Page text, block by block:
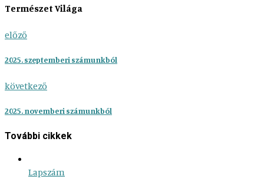
Természet Világa
előző
2025. szeptemberi számunkból
következő
2025. novemberi számunkból
További cikkek
Lapszám